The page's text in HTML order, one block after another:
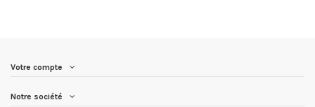
Votre compte
Notre société